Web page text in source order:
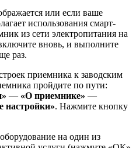
или если ваше
использования смарт-
из сети электропитания на
вновь, и выполните
раз.
приемника к заводским
пройдите по пути:
— «О приемнике» —
настройки». Нажмите кнопку
на один из